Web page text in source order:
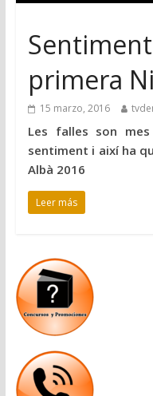
primera
15 marzo, 2016
Les falles son
sentiment i així ha
Albà 2016
Leer más